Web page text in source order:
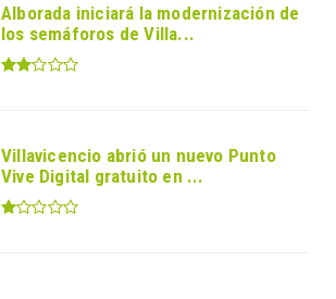
Alborada iniciará la modernización de
los semáforos de Villa...
Villavicencio abrió un nuevo Punto
Vive Digital gratuito en ...